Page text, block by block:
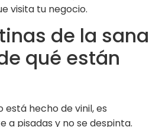
visita tu negocio.
de la sana
qué están
está hecho de vinil, es
pisadas y no se despinta.